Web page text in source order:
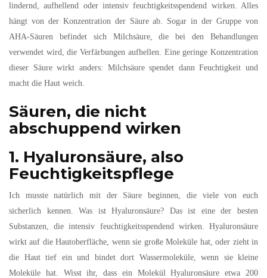
lindernd, aufhellend oder intensiv feuchtigkeitsspendend wirken. Alles
hängt von der Konzentration der Säure ab. Sogar in der Gruppe von
AHA-Säuren befindet sich Milchsäure, die bei den Behandlungen
verwendet wird, die Verfärbungen aufhellen. Eine geringe Konzentration
dieser Säure wirkt anders: Milchsäure spendet dann Feuchtigkeit und
macht die Haut weich.
Säuren, die nicht
abschuppend wirken
1. Hyaluronsäure, also
Feuchtigkeitspflege
Ich musste natürlich mit der Säure beginnen, die viele von euch
sicherlich kennen. Was ist Hyaluronsäure? Das ist eine der besten
Substanzen, die intensiv feuchtigkeitsspendend wirken. Hyaluronsäure
wirkt auf die Hautoberfläche, wenn sie große Moleküle hat, oder zieht in
die Haut tief ein und bindet dort Wassermoleküle, wenn sie kleine
Moleküle hat. Wisst ihr, dass ein Molekül Hyaluronsäure etwa 200